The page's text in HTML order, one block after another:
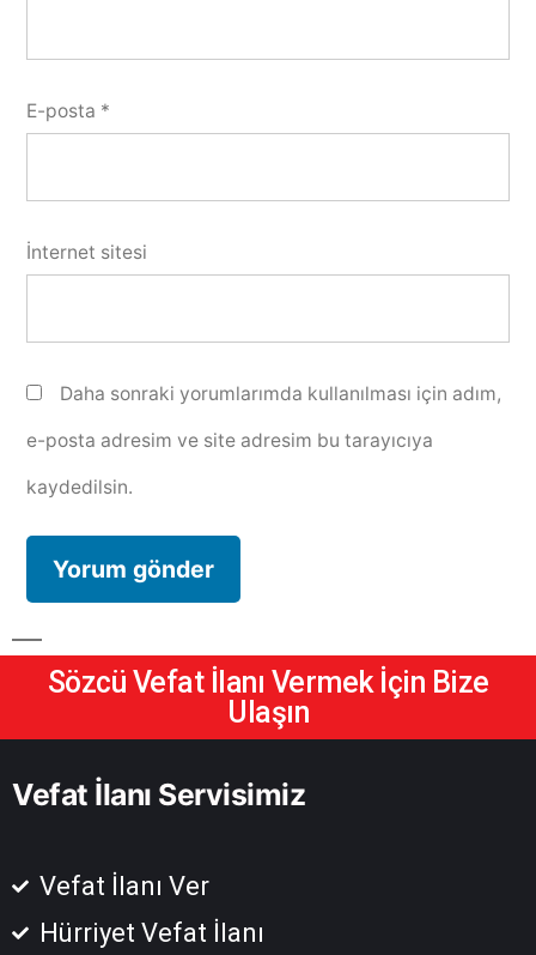
E-posta *
İnternet sitesi
Daha sonraki yorumlarımda kullanılması için adım,
e-posta adresim ve site adresim bu tarayıcıya
kaydedilsin.
Sözcü Vefat İlanı Vermek İçin Bize
Ulaşın
Vefat İlanı Servisimiz
Vefat İlanı Ver
Hürriyet Vefat İlanı